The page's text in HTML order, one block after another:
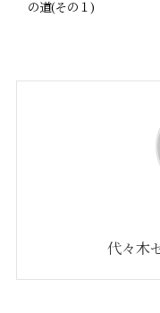
の道(その１)
代々木